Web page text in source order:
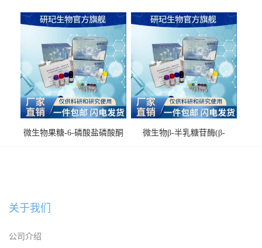
微生物果糖-6-磷酸盐磷酸酮
微生物β-半乳糖苷酶(β-
关于我们
公司介绍